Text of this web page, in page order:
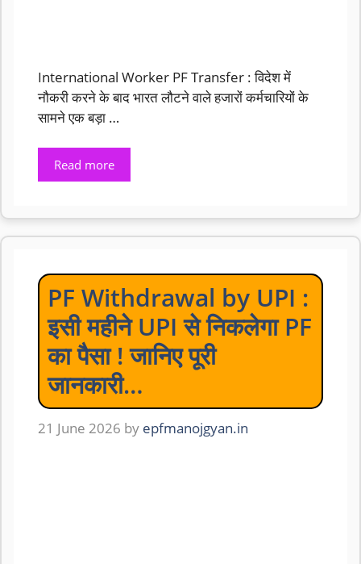
International Worker PF Transfer : विदेश में
नौकरी करने के बाद भारत लौटने वाले हजारों कर्मचारियों के
सामने एक बड़ा …
Read more
PF Withdrawal by UPI :
इसी महीने UPI से निकलेगा PF
का पैसा ! जानिए पूरी
जानकारी…
21 June 2026 by epfmanojgyan.in